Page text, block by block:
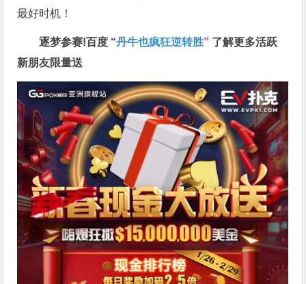
最好时机！
逐梦参赛!百度 “丹牛也疯狂逆转胜” 了解更多活跃
新朋友限量送